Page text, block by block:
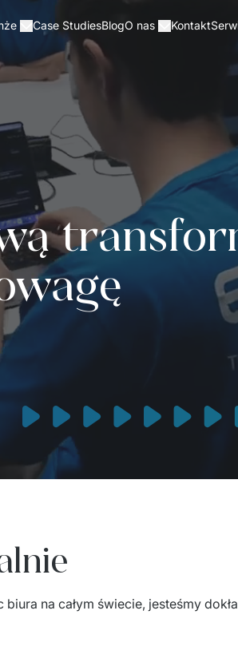
Case StudiesBlogO nas Kontakt
na całym świecie, jesteśmy